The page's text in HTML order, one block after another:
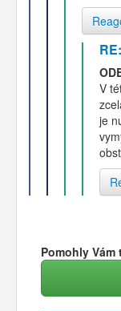
V
je
Pomohly